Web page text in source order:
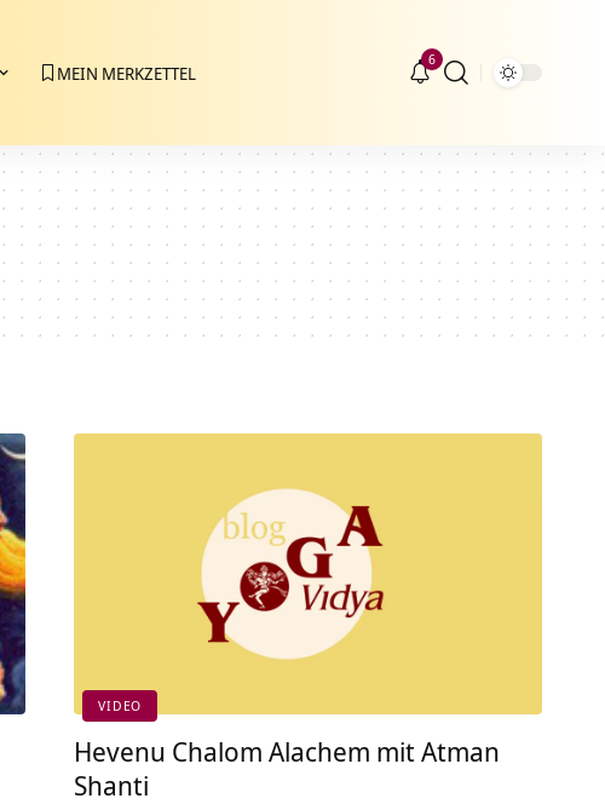
MEIN MERKZETTEL
6
VIDEO
Hevenu Chalom Alachem mit Atman
Shanti